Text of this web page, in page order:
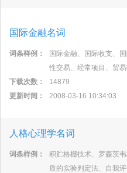
国际金融名词
词条样例：
国际金融、国际收支、
性交易、经常项目、贸
下载次数：
14879
更新时间：
2008-03-16 10:34:03
人格心理学名词
词条样例：
积贮格栅技术、罗森茨
质的实验判定法、自我